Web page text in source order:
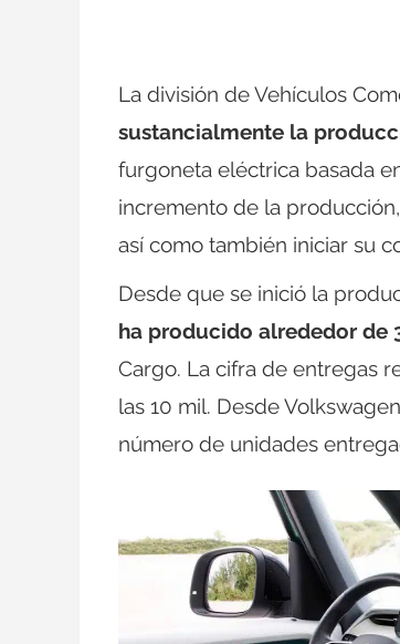
La división de Vehículos
sustancialmente la
furgoneta eléctrica basada
incremento de la
así como también iniciar su
Desde que se inició la
ha producido alrededor de
Cargo. La cifra de entregas
las 10 mil. Desde
número de unidades